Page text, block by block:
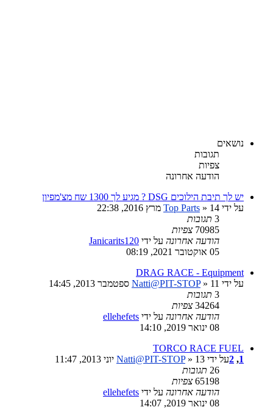
נושאים
תגובות
צפיות
הודעה אחרונה
יש לך תיבת הילוכים DSG ? מגיע לך 1300 שח מצ'מפיון
על ידי
Top Parts » 14 מרץ 2016, 22:38
3 תגובות
70985 צפיות
הודעה אחרונה על ידי Janicarits120
05 אוקטובר 2021, 08:19
DRAG RACE - Equipment
על ידי
Natti@PIT-STOP» 11 ספטמבר 2013, 14:45
3 תגובות
34264 צפיות
הודעה אחרונה על ידי ellehefets
08 ינואר 2019, 14:10
TORCO RACE FUEL
1
,
2על ידי Natti@PIT-STOP» 13 יוני 2013, 11:47
26 תגובות
65198 צפיות
הודעה אחרונה על ידי ellehefets
08 ינואר 2019, 14:07